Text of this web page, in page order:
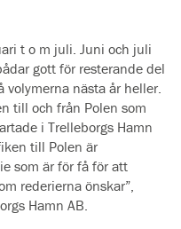
t o m juli. Juni och juli
gott för resterande del
volymerna nästa år heller.
till och från Polen som
i Trelleborgs Hamn
till Polen är
som är för få för att
rederierna önskar”,
Hamn AB.